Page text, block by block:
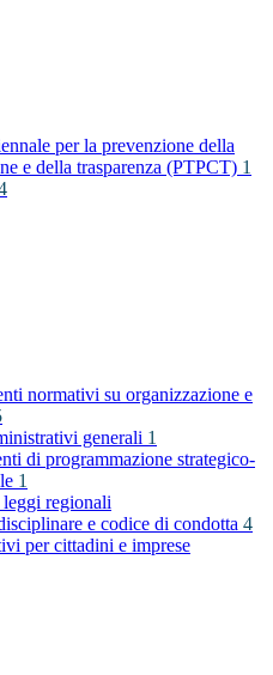
per la prevenzione della
e della trasparenza (PTPCT) 1
normativi su organizzazione e
generali 1
di programmazione strategico-
1
leggi regionali
e codice di condotta 4
per cittadini e imprese